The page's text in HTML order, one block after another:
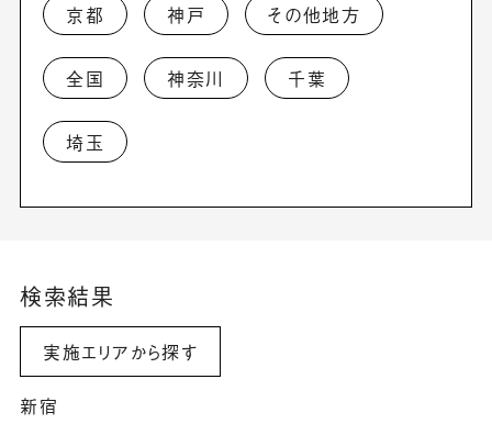
京都 神戸 その他地方
全国 神奈川 千葉
埼玉
検索結果
実施エリアから探す
新宿